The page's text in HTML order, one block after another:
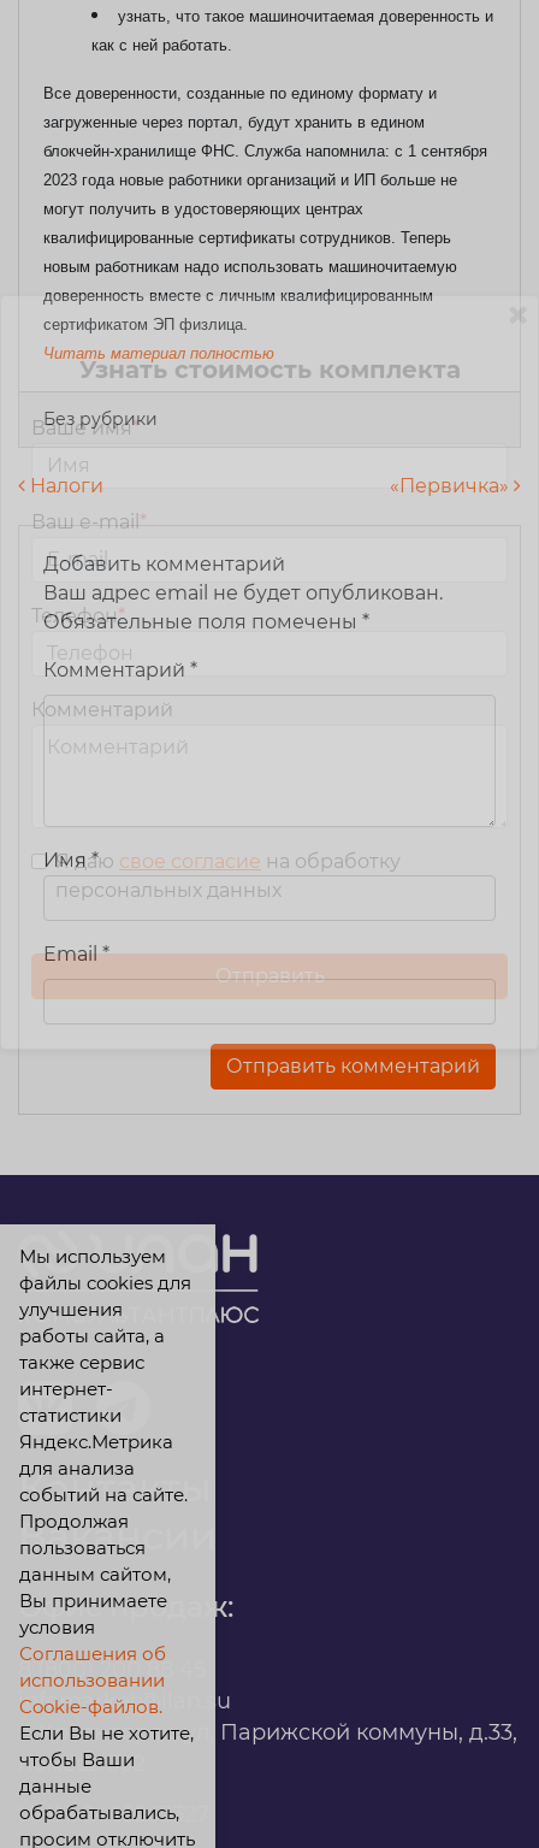
узнать, что такое машиночитаемая доверенность и
как с ней работать.
Все доверенности, созданные по единому формату и
загруженные через портал, будут хранить в едином
блокчейн-хранилище ФНС. Служба напомнила: с 1 сентября
2023 года новые работники организаций и ИП больше не
могут получить в удостоверяющих центрах
квалифицированные сертификаты сотрудников. Теперь
новым работникам надо использовать машиночитаемую
доверенность вместе с личным квалифицированным
сертификатом ЭП физлица.
Читать материал полностью
Без рубрики
Навигация по записям
Налоги «Первичка»
Добавить комментарий
Ваш адрес email не будет опубликован.
Обязательные поля помечены *
Комментарий *
Имя*
Email*
Контакты
Вакансии
Офис продаж:
infomarket@ilan.su
г. Красноярск, ул. Парижской коммуны, д.33,
помещ. 302
ИНН: 2465263327
Узнать стоимость комплекта
Ваше имя*
Ваш e-mail *
Телефон*
Комментарий
Я даю свое согласие на обработку
персональных данных
Мы используем
файлы cookies для
улучшения
работы сайта, а
также сервис
интернет-
статистики
Яндекс.Метрика
для анализа
событий на сайте.
Продолжая
пользоваться
данным сайтом,
Вы принимаете
условия
Соглашения об
использовании
Cookie-файлов.
Если Вы не хотите,
чтобы Ваши
данные
обрабатывались,
просим отключить